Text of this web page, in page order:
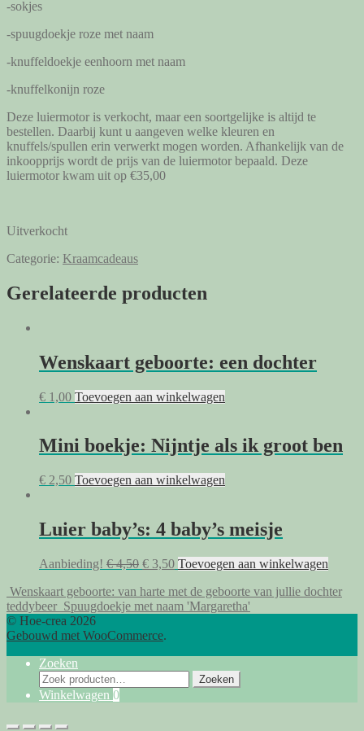
-sokjes
-spuugdoekje roze met naam
-knuffeldoekje eenhoorn met naam
-knuffelkonijn roze
Deze luiermotor is verkocht, maar een soortgelijke is altijd te
bestellen. Daarbij kunt u aangeven welke kleuren en
knuffels/spullen erin verwerkt mogen worden. Afhankelijk van de
inkoopprijs wordt de prijs van de luiermotor bepaald. Deze
luiermotor kwam uit op €35,00
Uitverkocht
Categorie: Kraamcadeaus
Gerelateerde producten
Wenskaart geboorte: een dochter
€ 1,00 Toevoegen aan winkelwagen
Mini boekje: Nijntje als ik groot ben
€ 2,50 Toevoegen aan winkelwagen
Luier baby’s: 4 baby’s meisje
Aanbieding! €4,50 Oorspronkelijke
was:
€ 4,50.
€ 3,50Huidige
is:
€ 3,50.
Toevoegen aan winkelwagen
Wenskaart geboorte: van harte met de geboorte van jullie dochter
teddybeer Spuugdoekje met naam 'Margaretha'
© Hoe-crea 2026
Gebouwd met WooCommerce.
Zoeken
Zoeken
naar:
Zoeken
Winkelwagen 0